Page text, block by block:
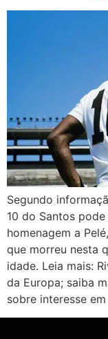
Segundo
10 do Santos
homenagem a
que morreu nesta
idade. Leia mais:
da Europa; saiba
sobre interesse